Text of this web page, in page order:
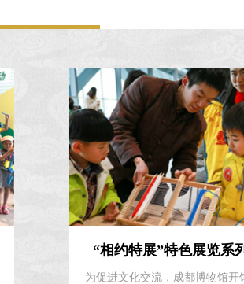
“相约特展”特色展览系
为促进文化交流，成都博物馆开